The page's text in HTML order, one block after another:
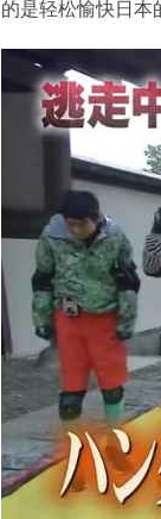
的是轻松愉快日本